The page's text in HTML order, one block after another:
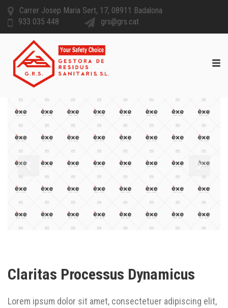
Carrer Josep Maria Sert, 17, 08911 Badalona
933 035 448
grs@grs.cat
Claritas Processus Dynamicus
Lorem ipsum dolor sit amet, consectetuer adipiscing elit,